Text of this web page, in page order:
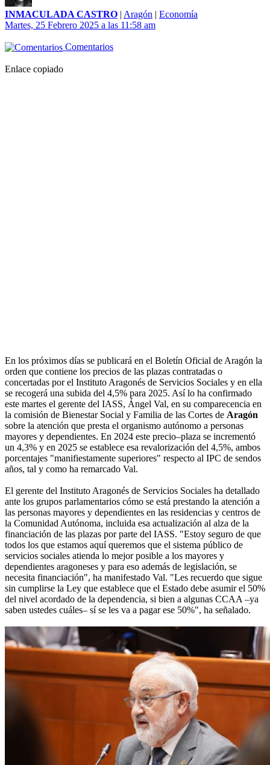
INMACULADA CASTRO | Aragón | Economía
Martes, 25 Febrero 2025 a las 11:58 am
Comentarios
Enlace copiado
En los próximos días se publicará en el Boletín Oficial de Aragón la
orden que contiene los precios de las plazas contratadas o
concertadas por el Instituto Aragonés de Servicios Sociales y en ella
se recogerá una subida del 4,5% para 2025. Así lo ha confirmado
este martes el gerente del IASS, Ángel Val, en su comparecencia en
la comisión de Bienestar Social y Familia de las Cortes de Aragón
sobre la atención que presta el organismo autónomo a personas
mayores y dependientes. En 2024 este precio–plaza se incrementó
un 4,3% y en 2025 se establece esa revalorización del 4,5%, ambos
porcentajes "manifiestamente superiores" respecto al IPC de sendos
años, tal y como ha remarcado Val.
El gerente del Instituto Aragonés de Servicios Sociales ha detallado
ante los grupos parlamentarios cómo se está prestando la atención a
las personas mayores y dependientes en las residencias y centros de
la Comunidad Autónoma, incluida esa actualización al alza de la
financiación de las plazas por parte del IASS. "Estoy seguro de que
todos los que estamos aquí queremos que el sistema público de
servicios sociales atienda lo mejor posible a los mayores y
dependientes aragoneses y para eso además de legislación, se
necesita financiación", ha manifestado Val. "Les recuerdo que sigue
sin cumplirse la Ley que establece que el Estado debe asumir el 50%
del nivel acordado de la dependencia, si bien a algunas CCAA –ya
saben ustedes cuáles– sí se les va a pagar ese 50%", ha señalado.